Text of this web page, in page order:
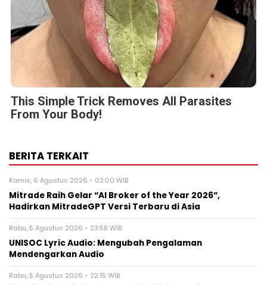
This Simple Trick Removes All Parasites
From Your Body!
BERITA TERKAIT
Kamis, 6 Agustus 2026 - 02:00 WIB
Mitrade Raih Gelar “AI Broker of the Year 2026”,
Hadirkan MitradeGPT Versi Terbaru di Asia
Rabu, 5 Agustus 2026 - 23:58 WIB
UNISOC Lyric Audio: Mengubah Pengalaman
Mendengarkan Audio
Rabu, 5 Agustus 2026 - 22:15 WIB